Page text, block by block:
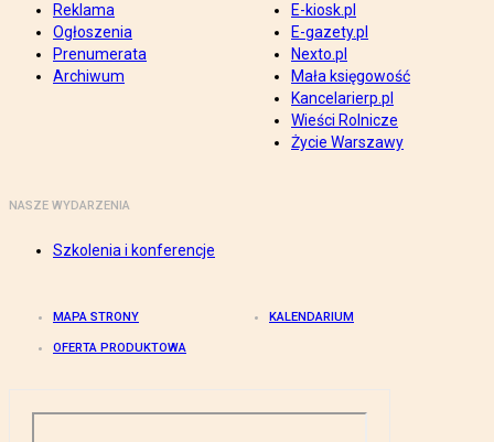
Reklama
Ogłoszenia
Prenumerata
Archiwum
E-kiosk.pl
E-gazety.pl
Nexto.pl
Mała księgowość
Kancelarierp.pl
Wieści Rolnicze
Życie Warszawy
NASZE WYDARZENIA
Szkolenia i konferencje
MAPA STRONY KALENDARIUM
OFERTA PRODUKTOWA